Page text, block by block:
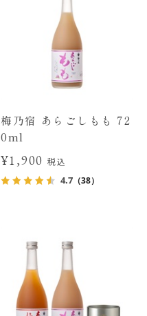
梅乃宿 あらごしもも 72
0ml
¥1,900 税込
4.7 （38）